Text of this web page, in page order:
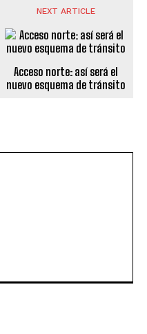
NEXT ARTICLE
Acceso norte: así será el
nuevo esquema de tránsito